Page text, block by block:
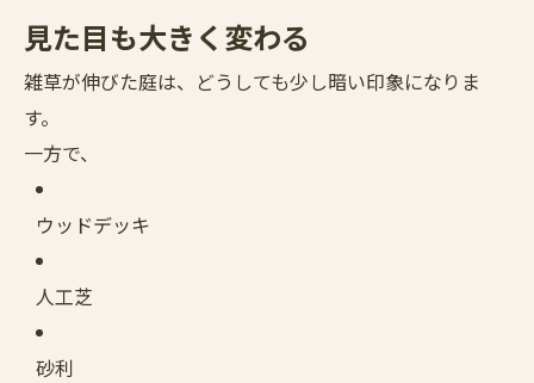
見た目も大きく変わる
雑草が伸びた庭は、どうしても少し暗い印象になりま
す。
一方で、
ウッドデッキ
人工芝
砂利